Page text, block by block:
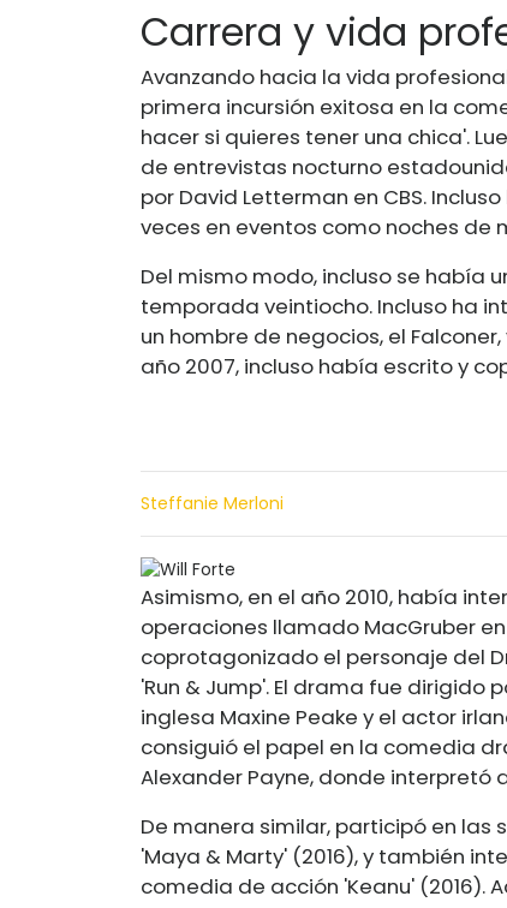
Carrera y vida
Avanzando hacia la vida
primera incursión exitosa en la
hacer si quieres tener una chica'.
de entrevistas nocturno
por David Letterman en CBS.
veces en eventos como noches de
Del mismo modo, incluso se había
temporada veintiocho. Incluso ha
un hombre de negocios, el
año 2007, incluso había escrito y
Steffanie Merloni
Asimismo, en el año 2010, había
operaciones llamado MacGruber en
coprotagonizado el personaje del
'Run & Jump'. El drama fue dirigido
inglesa Maxine Peake y el actor
consiguió el papel en la comedia
Alexander Payne, donde interpretó
De manera similar, participó en las
'Maya & Marty' (2016), y también
comedia de acción 'Keanu' (2016).